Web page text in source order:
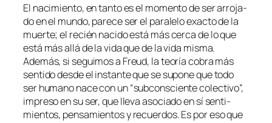
El na­ci­mien­to, en tan­to es el mo­men­to de ser arro­ja­
do en el mun­do, pa­re­ce ser el pa­ra­le­lo exac­to de la
muer­te; el re­cién na­ci­do es­tá más cer­ca de lo que
es­tá más allá de la vi­da que de la vi­da mis­ma.
Además, si se­gui­mos a Freud, la teo­ría co­bra más
sen­ti­do des­de el ins­tan­te que se su­po­ne que to­do
ser hu­mano na­ce con un “sub­cons­cien­te co­lec­ti­vo”,
im­pre­so en su ser, que lle­va aso­cia­do en sí sen­ti­
mien­tos, pen­sa­mien­tos y re­cuer­dos. Es por eso que